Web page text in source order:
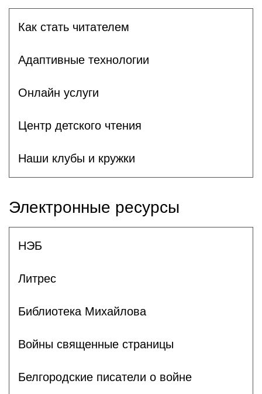
Как стать читателем
Адаптивные технологии
Онлайн услуги
Центр детского чтения
Наши клубы и кружки
Электронные ресурсы
НЭБ
Литрес
Библиотека Михайлова
Войны священные страницы
Белгородские писатели о войне